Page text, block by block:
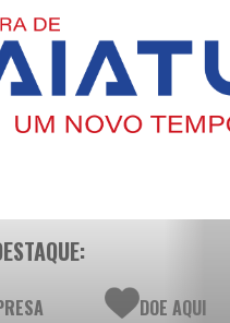
DOE AQUI